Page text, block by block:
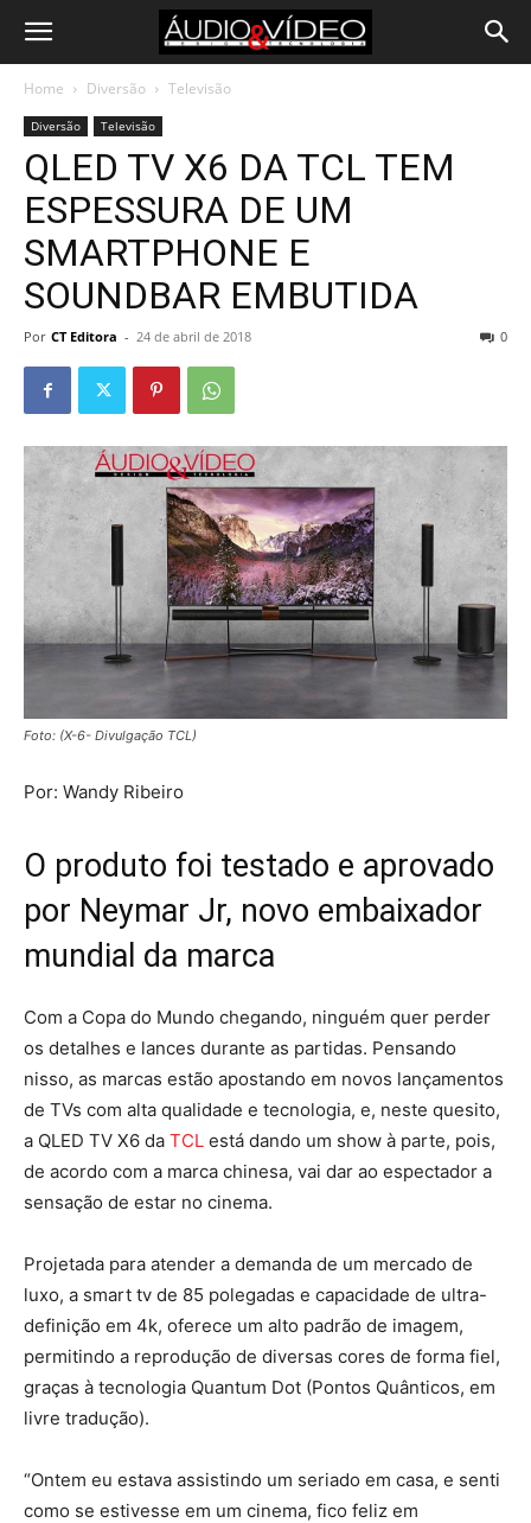
Home Diversão Televisão
Diversão Televisão
QLED TV X6 DA TCL TEM
ESPESSURA DE UM
SMARTPHONE E
SOUNDBAR EMBUTIDA
Por CT Editora - 24 de abril de 2018 0
Foto: (X-6- Divulgação TCL)
Por: Wandy Ribeiro
O produto foi testado e aprovado
por Neymar Jr, novo embaixador
mundial da marca
Com a Copa do Mundo chegando, ninguém quer perder
os detalhes e lances durante as partidas. Pensando
nisso, as marcas estão apostando em novos lançamentos
de TVs com alta qualidade e tecnologia, e, neste quesito,
a QLED TV X6 da TCL está dando um show à parte, pois,
de acordo com a marca chinesa, vai dar ao espectador a
sensação de estar no cinema.
Projetada para atender a demanda de um mercado de
luxo, a smart tv de 85 polegadas e capacidade de ultra-
definição em 4k, oferece um alto padrão de imagem,
permitindo a reprodução de diversas cores de forma fiel,
graças à tecnologia Quantum Dot (Pontos Quânticos, em
livre tradução).
“Ontem eu estava assistindo um seriado em casa, e senti
como se estivesse em um cinema, fico feliz em